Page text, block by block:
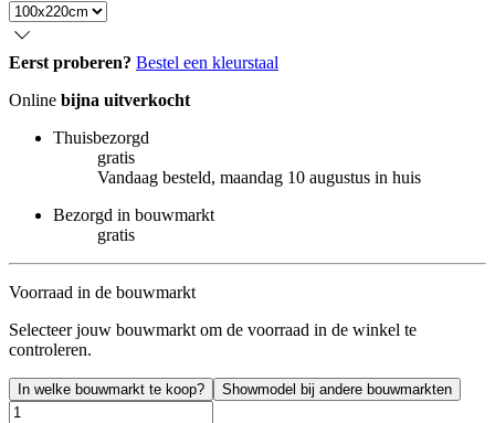
Eerst proberen? Bestel een kleurstaal
Online bijna uitverkocht
Thuisbezorgd
gratis
Vandaag besteld, maandag 10 augustus in huis
Bezorgd in bouwmarkt
gratis
Voorraad in de bouwmarkt
Selecteer jouw bouwmarkt om de voorraad in de winkel te
controleren.
In welke bouwmarkt te koop? Showmodel bij andere bouwmarkten